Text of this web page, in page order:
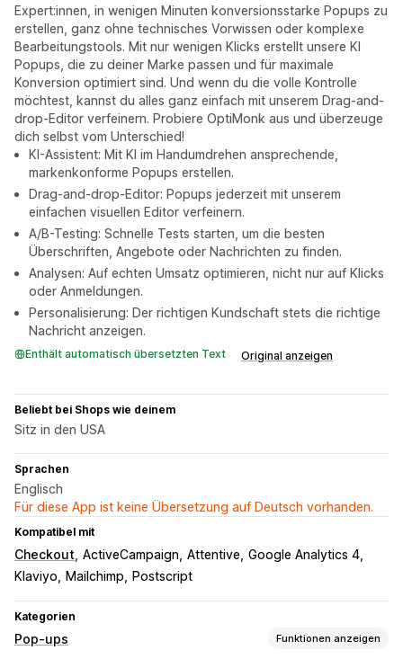
Expert:innen, in wenigen Minuten konversionsstarke Popups zu
erstellen, ganz ohne technisches Vorwissen oder komplexe
Bearbeitungstools. Mit nur wenigen Klicks erstellt unsere KI
Popups, die zu deiner Marke passen und für maximale
Konversion optimiert sind. Und wenn du die volle Kontrolle
möchtest, kannst du alles ganz einfach mit unserem Drag-and-
drop-Editor verfeinern. Probiere OptiMonk aus und überzeuge
dich selbst vom Unterschied!
KI-Assistent: Mit KI im Handumdrehen ansprechende,
markenkonforme Popups erstellen.
Drag-and-drop-Editor: Popups jederzeit mit unserem
einfachen visuellen Editor verfeinern.
A/B-Testing: Schnelle Tests starten, um die besten
Überschriften, Angebote oder Nachrichten zu finden.
Analysen: Auf echten Umsatz optimieren, nicht nur auf Klicks
oder Anmeldungen.
Personalisierung: Der richtigen Kundschaft stets die richtige
Nachricht anzeigen.
Enthält automatisch übersetzten Text Original anzeigen
Beliebt bei Shops wie deinem
Sitz in den USA
Sprachen
Englisch
Für diese App ist keine Übersetzung auf Deutsch vorhanden.
Kompatibel mit
Checkout ActiveCampaign Attentive Google Analytics 4
Klaviyo
Mailchimp Postscript
Kategorien
Pop-ups Funktionen anzeigen